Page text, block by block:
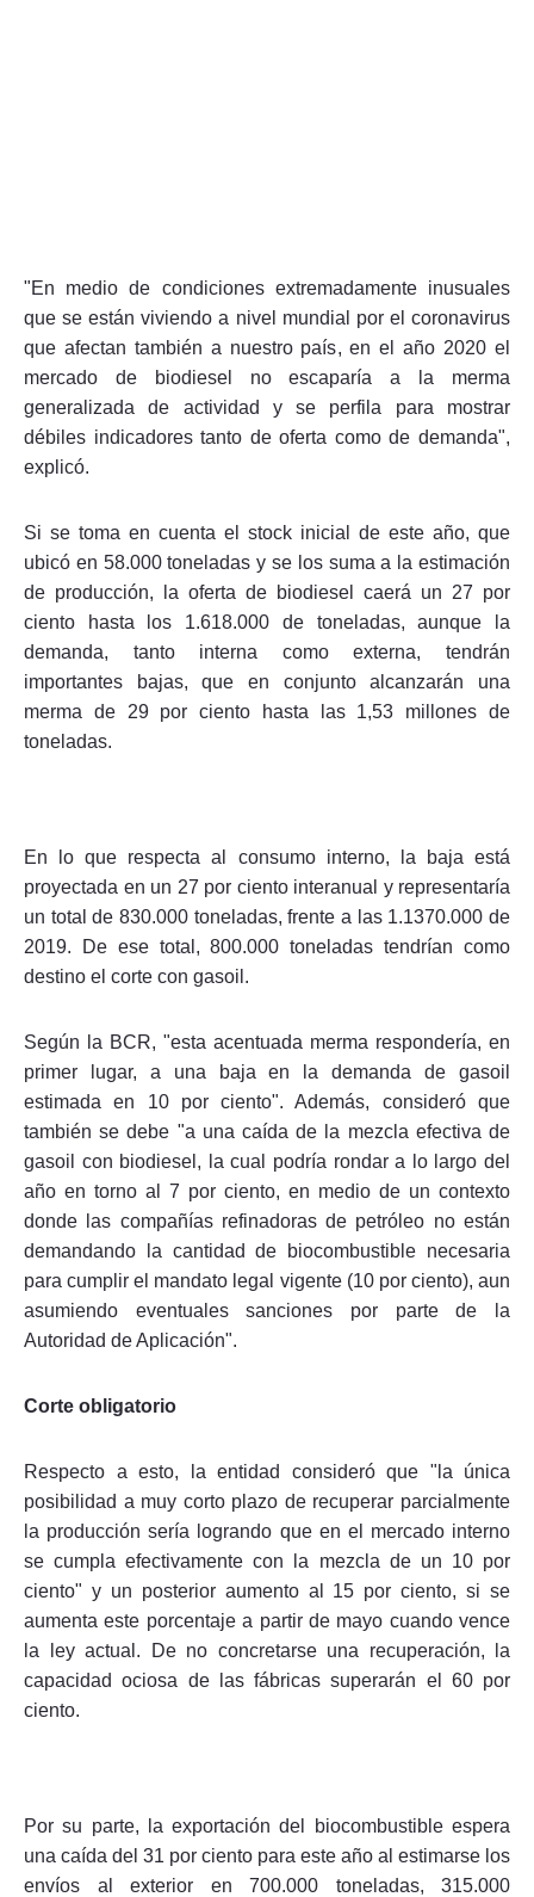
"En medio de condiciones extremadamente inusuales
que se están viviendo a nivel mundial por el coronavirus
que afectan también a nuestro país, en el año 2020 el
mercado de biodiesel no escaparía a la merma
generalizada de actividad y se perfila para mostrar
débiles indicadores tanto de oferta como de demanda",
explicó.
Si se toma en cuenta el stock inicial de este año, que
ubicó en 58.000 toneladas y se los suma a la estimación
de producción, la oferta de biodiesel caerá un 27 por
ciento hasta los 1.618.000 de toneladas, aunque la
demanda, tanto interna como externa, tendrán
importantes bajas, que en conjunto alcanzarán una
merma de 29 por ciento hasta las 1,53 millones de
toneladas.
En lo que respecta al consumo interno, la baja está
proyectada en un 27 por ciento interanual y representaría
un total de 830.000 toneladas, frente a las 1.1370.000 de
2019. De ese total, 800.000 toneladas tendrían como
destino el corte con gasoil.
Según la BCR, "esta acentuada merma respondería, en
primer lugar, a una baja en la demanda de gasoil
estimada en 10 por ciento". Además, consideró que
también se debe "a una caída de la mezcla efectiva de
gasoil con biodiesel, la cual podría rondar a lo largo del
año en torno al 7 por ciento, en medio de un contexto
donde las compañías refinadoras de petróleo no están
demandando la cantidad de biocombustible necesaria
para cumplir el mandato legal vigente (10 por ciento), aun
asumiendo eventuales sanciones por parte de la
Autoridad de Aplicación".
Corte obligatorio
Respecto a esto, la entidad consideró que "la única
posibilidad a muy corto plazo de recuperar parcialmente
la producción sería logrando que en el mercado interno
se cumpla efectivamente con la mezcla de un 10 por
ciento" y un posterior aumento al 15 por ciento, si se
aumenta este porcentaje a partir de mayo cuando vence
la ley actual. De no concretarse una recuperación, la
capacidad ociosa de las fábricas superarán el 60 por
ciento.
Por su parte, la exportación del biocombustible espera
una caída del 31 por ciento para este año al estimarse los
envíos al exterior en 700.000 toneladas, 315.000